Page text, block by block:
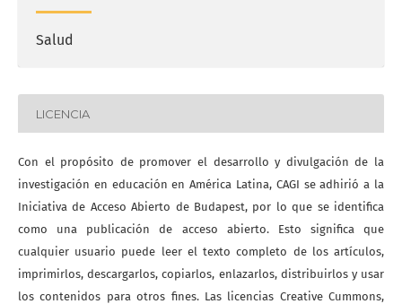
Salud
LICENCIA
Con el propósito de promover el desarrollo y divulgación de la
investigación en educación en América Latina, CAGI se adhirió a la
Iniciativa de Acceso Abierto de Budapest, por lo que se identifica
como una publicación de acceso abierto. Esto significa que
cualquier usuario puede leer el texto completo de los artículos,
imprimirlos, descargarlos, copiarlos, enlazarlos, distribuirlos y usar
los contenidos para otros fines. Las licencias Creative Cummons,